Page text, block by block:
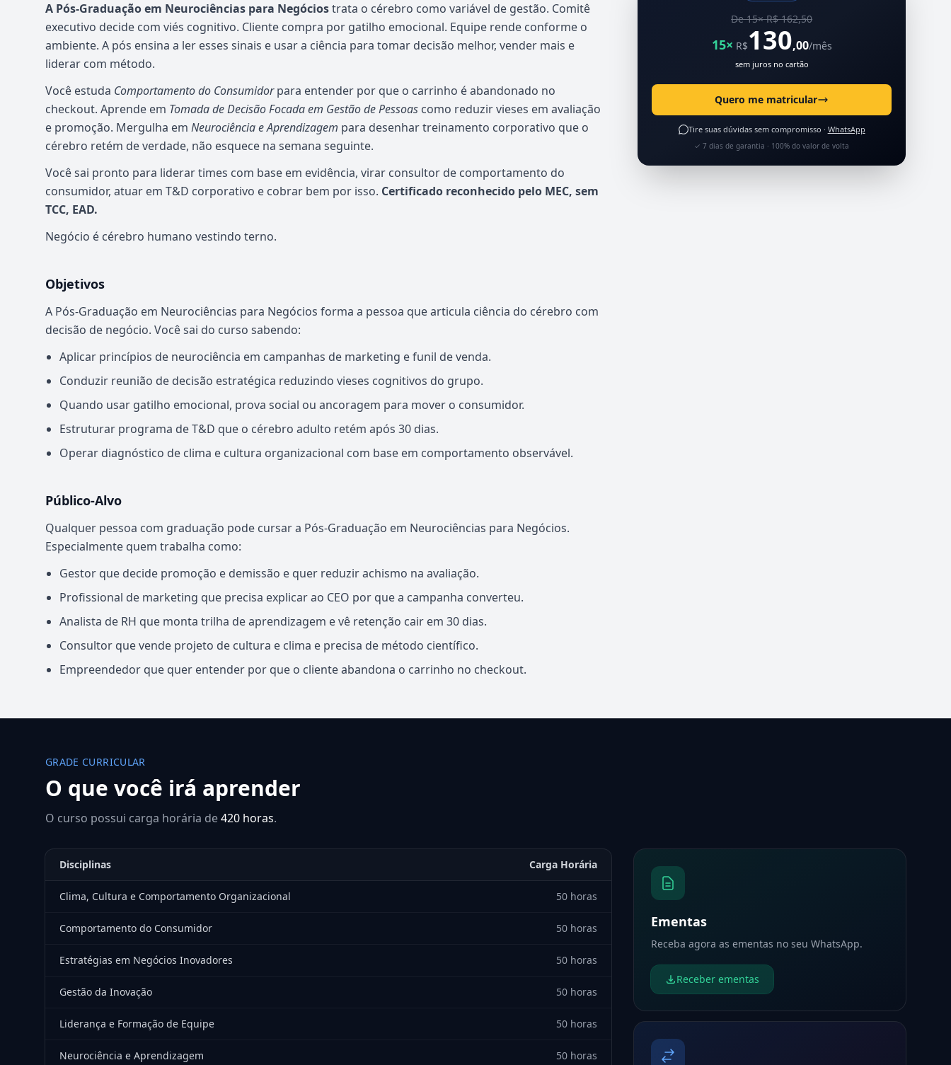
A Pós-Graduação em Neurociências para Negóciostrata o cérebro como variável de gestão. Comitê
executivo decide com viés cognitivo. Cliente compra por gatilho emocional. Equipe rende conforme o
ambiente. A pós ensina a ler esses sinais e usar a ciência para tomar decisão melhor, vender mais e
liderar com método.
Você estuda Comportamento do Consumidorpara entender por que o carrinho é abandonado no
checkout. Aprende em Tomada de Decisão Focada em Gestão de Pessoas como reduzir vieses em avaliação
e promoção. Mergulha em Neurociência e Aprendizagem para desenhar treinamento corporativo que o
cérebro retém de verdade, não esquece na semana seguinte.
Você sai pronto para liderar times com base em evidência, virar consultor de comportamento do
consumidor, atuar em T&D corporativo e cobrar bem por isso. Certificado reconhecido pelo MEC, sem
TCC, EAD.
Negócio é cérebro humano vestindo terno.
Objetivos
A Pós-Graduação em Neurociências para Negócios forma a pessoa que articula ciência do cérebro com
decisão de negócio. Você sai do curso sabendo:
Aplicar princípios de neurociência em campanhas de marketing e funil de venda.
Conduzir reunião de decisão estratégica reduzindo vieses cognitivos do grupo.
Quando usar gatilho emocional, prova social ou ancoragem para mover o consumidor.
Estruturar programa de T&D que o cérebro adulto retém após 30 dias.
Operar diagnóstico de clima e cultura organizacional com base em comportamento observável.
Público-Alvo
Qualquer pessoa com graduação pode cursar a Pós-Graduação em Neurociências para Negócios.
Especialmente quem trabalha como:
Gestor que decide promoção e demissão e quer reduzir achismo na avaliação.
Profissional de marketing que precisa explicar ao CEO por que a campanha converteu.
Analista de RH que monta trilha de aprendizagem e vê retenção cair em 30 dias.
Consultor que vende projeto de cultura e clima e precisa de método científico.
Empreendedor que quer entender por que o cliente abandona o carrinho no checkout.
De 15× R$ 162,50
15× R$130,00/mês
sem juros no cartão
Quero me matricular
Tire suas dúvidas sem compromisso · WhatsApp
✓ 7 dias de garantia · 100% do valor de volta
GRADE CURRICULAR
O que você irá aprender
O curso possui carga horária de420 horas.
Disciplinas Carga Horária
Clima, Cultura e Comportamento Organizacional 50 horas
Comportamento do Consumidor 50 horas
Estratégias em Negócios Inovadores 50 horas
Gestão da Inovação 50 horas
Liderança e Formação de Equipe 50 horas
Neurociência e Aprendizagem 50 horas
Ementas
Receba agora as ementas no seu WhatsApp.
Receber ementas